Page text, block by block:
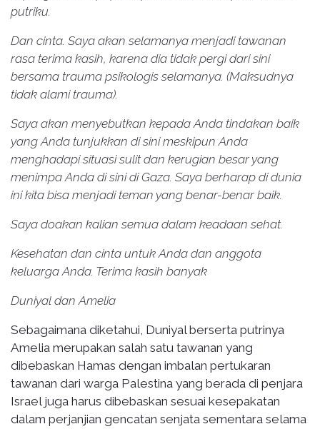
putriku.
Dan cinta. Saya akan selamanya menjadi tawanan
rasa terima kasih, karena dia tidak pergi dari sini
bersama trauma psikologis selamanya. (Maksudnya
tidak alami trauma).
Saya akan menyebutkan kepada Anda tindakan baik
yang Anda tunjukkan di sini meskipun Anda
menghadapi situasi sulit dan kerugian besar yang
menimpa Anda di sini di Gaza. Saya berharap di dunia
ini kita bisa menjadi teman yang benar-benar baik.
Saya doakan kalian semua dalam keadaan sehat.
Kesehatan dan cinta untuk Anda dan anggota
keluarga Anda. Terima kasih banyak
Duniyal dan Amelia
Sebagaimana diketahui, Duniyal berserta putrinya
Amelia merupakan salah satu tawanan yang
dibebaskan Hamas dengan imbalan pertukaran
tawanan dari warga Palestina yang berada di penjara
Israel juga harus dibebaskan sesuai kesepakatan
dalam perjanjian gencatan senjata sementara selama